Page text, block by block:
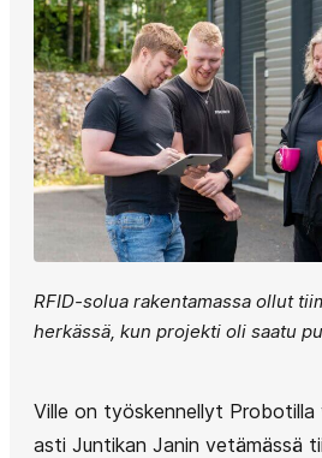
RFID-solua rakentamassa ollut
herkässä, kun projekti oli saatu
Ville on työskennellyt Probotilla
asti Juntikan Janin vetämässä